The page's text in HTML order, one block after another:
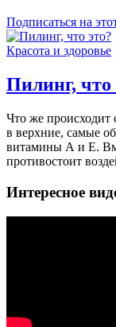
Подписаться на
Красота и здоровье
Пилинг, что
Что же происходит
в верхние, самые
витамины А и Е.
противостоит
Интересное